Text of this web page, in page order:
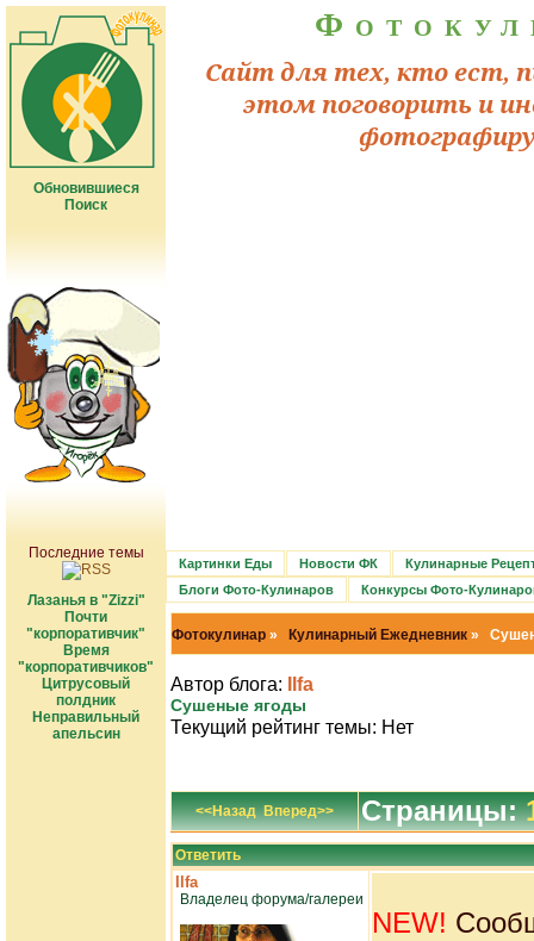
Обновившиеся
Поиск
Последние темы
Лазанья в "Zizzi"
Почти
"корпоративчик"
Время
"корпоративчиков"
Цитрусовый
полдник
Неправильный
апельсин
Сайт для тех, кто ест,
этом поговорить и
Картинки Еды Новости ФК
Кулинарные
Блоги Фото-Кулинаров
Конкурсы Фото-
Фотокулинар » Кулинарный Ежедневник »
Автор блога: Ilfa
Сушеные ягоды
Текущий рейтинг темы: Нет
<<Назад Вперед>> Страницы:
Ответить
Ilfa
Владелец форума/галереи
NEW!